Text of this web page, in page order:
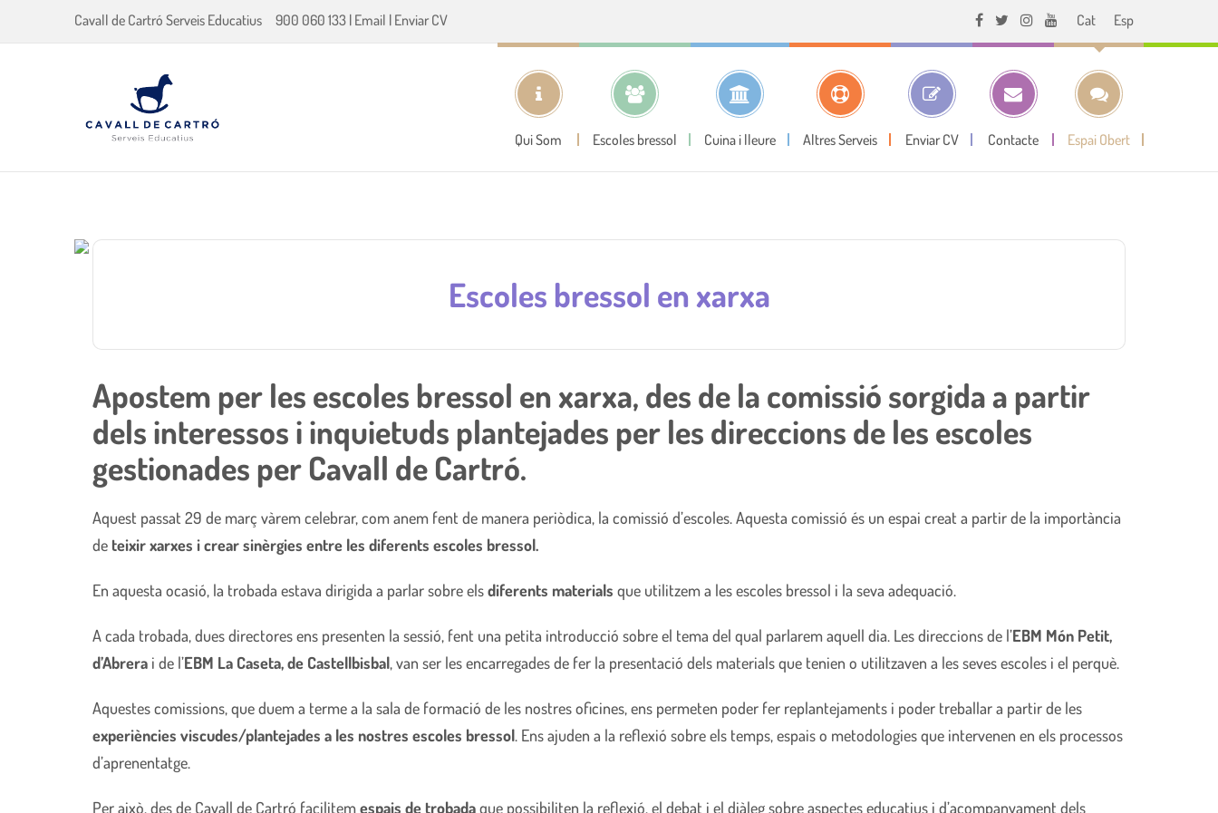
Cavall de Cartró Serveis Educatius 900 060 133 | Email | Enviar CV Cat Esp
Qui Som Escoles bressol Cuina i lleure Altres Serveis Enviar CV Contacte Espai Obert
Escoles bressol en xarxa
Apostem per les escoles bressol en xarxa, des de la comissió sorgida a partir
dels interessos i inquietuds plantejades per les direccions de les escoles
gestionades per Cavall de Cartró.
Aquest passat 29 de març vàrem celebrar, com anem fent de manera periòdica, la comissió d’escoles. Aquesta comissió és un espai creat a partir de la importància
deteixir xarxes i crear sinèrgies entre les diferents escoles bressol.
En aquesta ocasió, la trobada estava dirigida a parlar sobre elsdiferents materials que utilitzem a les escoles bressol i la seva adequació.
A cada trobada, dues directores ens presenten la sessió, fent una petita introducció sobre el tema del qual parlarem aquell dia. Les direccions de l’EBM Món Petit,
d’Abrera i de l’EBM La Caseta, de Castellbisbal, van ser les encarregades de fer la presentació dels materials que tenien o utilitzaven a les seves escoles i el perquè.
Aquestes comissions, que duem a terme a la sala de formació de les nostres oficines, ens permeten poder fer replantejaments i poder treballar a partir de les
experiències viscudes/plantejades a les nostres escoles bressol. Ens ajuden a la reflexió sobre els temps, espais o metodologies que intervenen en els processos
d’aprenentatge.
Per això, des de Cavall de Cartró facilitemespais de trobadaque possibiliten la reflexió, el debat i el diàleg sobre aspectes educatius i d’acompanyament dels